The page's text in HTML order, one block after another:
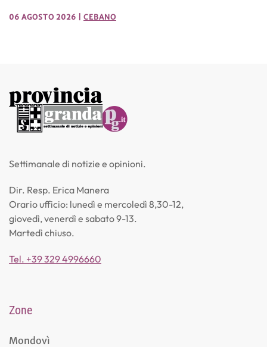
06 AGOSTO 2026 CEBANO
Settimanale di notizie e opinioni.
Dir. Resp. Erica Manera
Orario ufficio: lunedì e mercoledì 8,30-12,
giovedì, venerdì e sabato 9-13.
Martedì chiuso.
Tel. +39 329 4996660
Zone
Mondovì